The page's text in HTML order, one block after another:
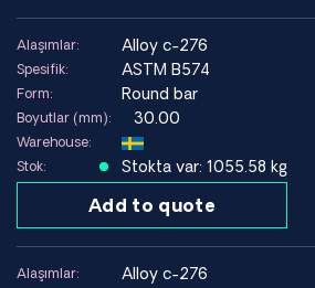
Alaşımlar: alloy c-276
Spesifik: ASTM B574
Form: Round bar
Boyutlar (mm): 30.00
Warehouse:
Stok:
Stokta var: 1055.58 kg
Add to quote
Alaşımlar: alloy c-276